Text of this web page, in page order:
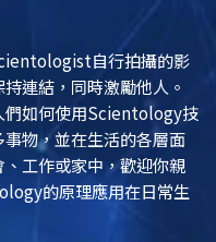
自行拍攝的影
連結，同時激勵他人。
們如何使用Scientology技
物，並在生活的各層面
工作或家中，歡迎你親
的原理應用在日常生